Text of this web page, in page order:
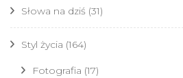
Słowa na dziś (31)
Styl życia (164)
Fotografia (17)